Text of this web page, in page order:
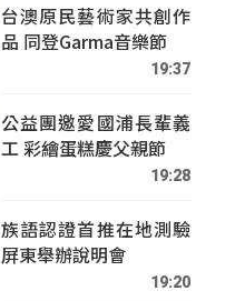
台澳原民藝術家共創作
品 同登Garma音樂節
19:37
公益團邀愛國浦長輩義
工 彩繪蛋糕慶父親節
19:28
族語認證首推在地測驗
屏東舉辦說明會
19:20